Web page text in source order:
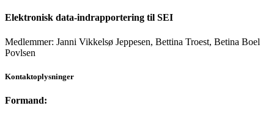
Elektronisk data-indrapportering til SEI
Medlemmer: Janni Vikkelsø Jeppesen, Bettina Troest, Betina Boel
Povlsen
Kontaktoplysninger
Formand: